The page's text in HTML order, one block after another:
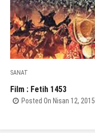
SANAT
Film : Fetih 1453
Posted On Nisan 12, 2015